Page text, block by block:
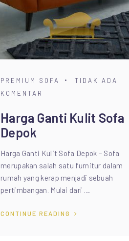
PREMIUM SOFA
TIDAK ADA
KOMENTAR
Harga Ganti Kulit Sofa
Depok
Harga Ganti Kulit Sofa Depok – Sofa
merupakan salah satu furnitur dalam
rumah yang kerap menjadi sebuah
pertimbangan. Mulai dari …
CONTINUE READING